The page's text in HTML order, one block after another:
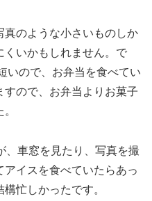
のような小さいものしか
くいかもしれません。で
いので、お弁当を食べてい
すので、お弁当よりお菓子
、車窓を見たり、写真を撮
イスを食べていたらあっ
忙しかったです。